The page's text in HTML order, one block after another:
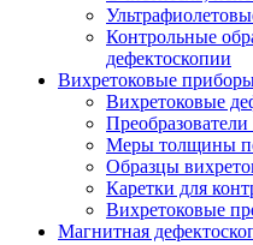
Контрольные
дефектоскопии
Вихретоковые
Вихретоковые
Преобразователи
Меры толщины
Образцы
Каретки для
Вихретоковые
Магнитная